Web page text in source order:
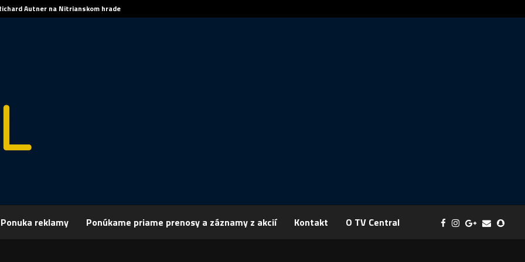
Autner na Nitrianskom hrade
Ponuka reklamy Ponúkame priame prenosy a záznamy z akcií Kontakt O TV Central